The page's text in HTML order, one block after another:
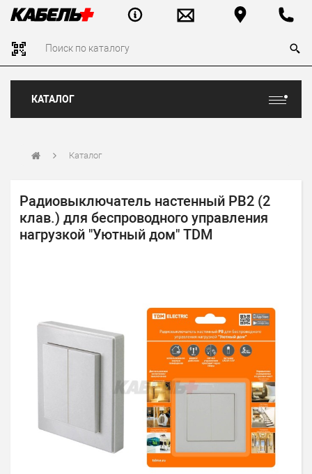
КАТАЛОГ
Каталог
Радиовыключатель настенный РВ2 (2
клав.) для беспроводного управления
нагрузкой "Уютный дом" TDM